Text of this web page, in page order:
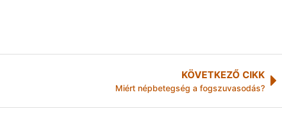
KÖVETKEZŐ CIKK
Miért népbetegség a fogszuvasodás?